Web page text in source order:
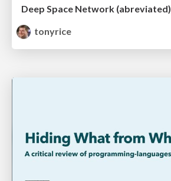
Deep Space Network (abreviated)
tonyrice